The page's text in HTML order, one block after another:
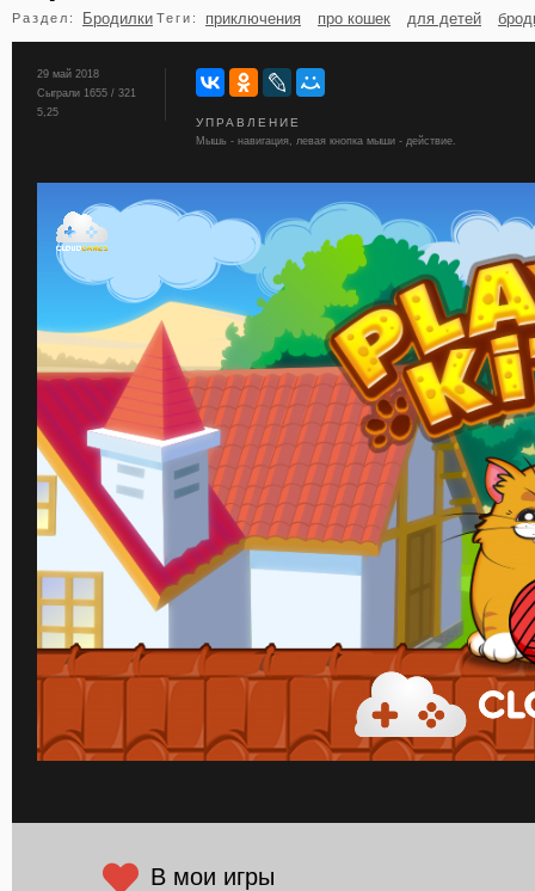
бильярд карты
Раздел: Бродилки Теги: приключения про кошек для детей
29 май 2018
Сыграли 1655 / 321
5,25
УПРАВЛЕНИЕ
Мышь - навигация, левая кнопка мыши - действие.
В мои игры